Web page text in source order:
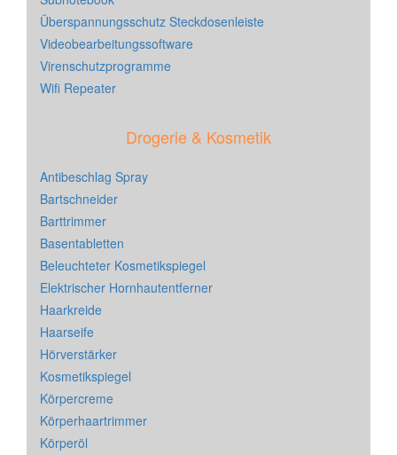
Überspannungsschutz Steckdosenleiste
Videobearbeitungssoftware
Virenschutzprogramme
Wifi Repeater
Drogerie & Kosmetik
Antibeschlag Spray
Bartschneider
Barttrimmer
Basentabletten
Beleuchteter Kosmetikspiegel
Elektrischer Hornhautentferner
Haarkreide
Haarseife
Hörverstärker
Kosmetikspiegel
Körpercreme
Körperhaartrimmer
Körperöl